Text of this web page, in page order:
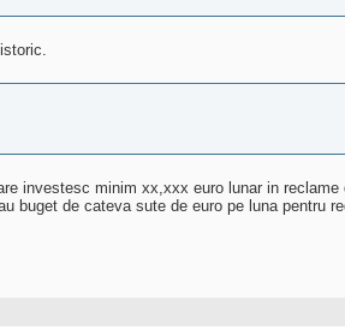
investesc minim xx,xxx euro lunar in
buget de cateva sute de euro pe luna pentru